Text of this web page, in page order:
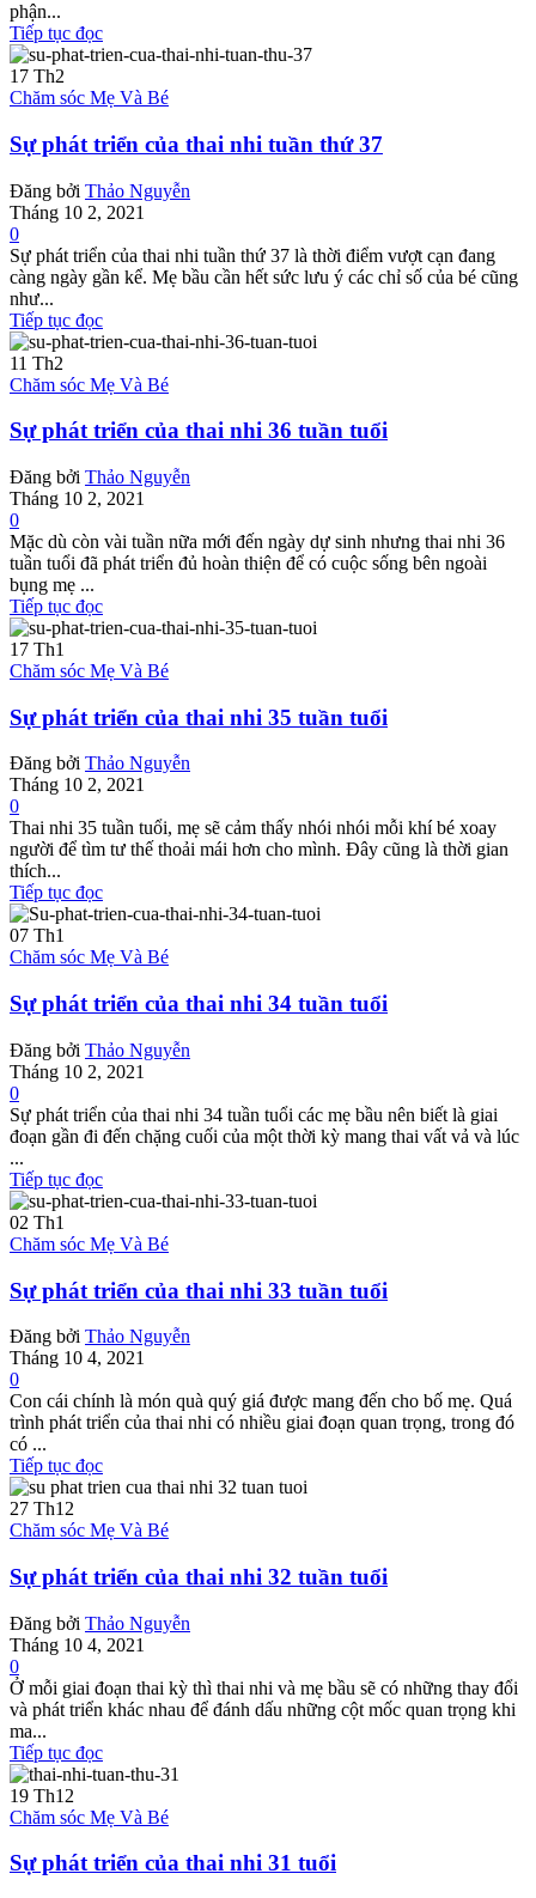
phận...
Tiếp tục đọc
17 Th2
Chăm sóc Mẹ Và Bé
Sự phát triển của thai nhi tuần thứ 37
Đăng bởi Thảo Nguyễn
Tháng 10 2, 2021
0
Sự phát triển của thai nhi tuần thứ 37 là thời điểm vượt cạn đang
càng ngày gần kể. Mẹ bầu cần hết sức lưu ý các chỉ số của bé cũng
như...
Tiếp tục đọc
11 Th2
Chăm sóc Mẹ Và Bé
Sự phát triển của thai nhi 36 tuần tuổi
Đăng bởi Thảo Nguyễn
Tháng 10 2, 2021
0
Mặc dù còn vài tuần nữa mới đến ngày dự sinh nhưng thai nhi 36
tuần tuổi đã phát triển đủ hoàn thiện để có cuộc sống bên ngoài
bụng mẹ ...
Tiếp tục đọc
17 Th1
Chăm sóc Mẹ Và Bé
Sự phát triển của thai nhi 35 tuần tuổi
Đăng bởi Thảo Nguyễn
Tháng 10 2, 2021
0
Thai nhi 35 tuần tuổi, mẹ sẽ cảm thấy nhói nhói mỗi khí bé xoay
người để tìm tư thế thoải mái hơn cho mình. Đây cũng là thời gian
thích...
Tiếp tục đọc
07 Th1
Chăm sóc Mẹ Và Bé
Sự phát triển của thai nhi 34 tuần tuổi
Đăng bởi Thảo Nguyễn
Tháng 10 2, 2021
0
Sự phát triển của thai nhi 34 tuần tuổi các mẹ bầu nên biết là giai
đoạn gần đi đến chặng cuối của một thời kỳ mang thai vất vả và lúc
...
Tiếp tục đọc
02 Th1
Chăm sóc Mẹ Và Bé
Sự phát triển của thai nhi 33 tuần tuổi
Đăng bởi Thảo Nguyễn
Tháng 10 4, 2021
0
Con cái chính là món quà quý giá được mang đến cho bố mẹ. Quá
trình phát triển của thai nhi có nhiều giai đoạn quan trọng, trong đó
có ...
Tiếp tục đọc
27 Th12
Chăm sóc Mẹ Và Bé
Sự phát triển của thai nhi 32 tuần tuổi
Đăng bởi Thảo Nguyễn
Tháng 10 4, 2021
0
Ở mỗi giai đoạn thai kỳ thì thai nhi và mẹ bầu sẽ có những thay đổi
và phát triển khác nhau để đánh dấu những cột mốc quan trọng khi
ma...
Tiếp tục đọc
19 Th12
Chăm sóc Mẹ Và Bé
Sự phát triển của thai nhi 31 tuổi